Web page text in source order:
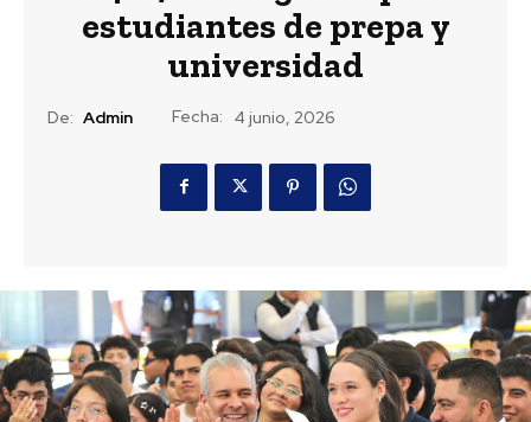
estudiantes de prepa y
universidad
De: Admin Fecha: 4 junio, 2026